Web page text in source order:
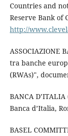
Countries and
Reserve Bank of
http://
ASSOCIAZIONE
tra banche
(RWAs)",
BANCA
Banca d’Italia,
BASEL